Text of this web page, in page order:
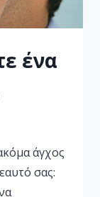
ένα
άγχος
σας: